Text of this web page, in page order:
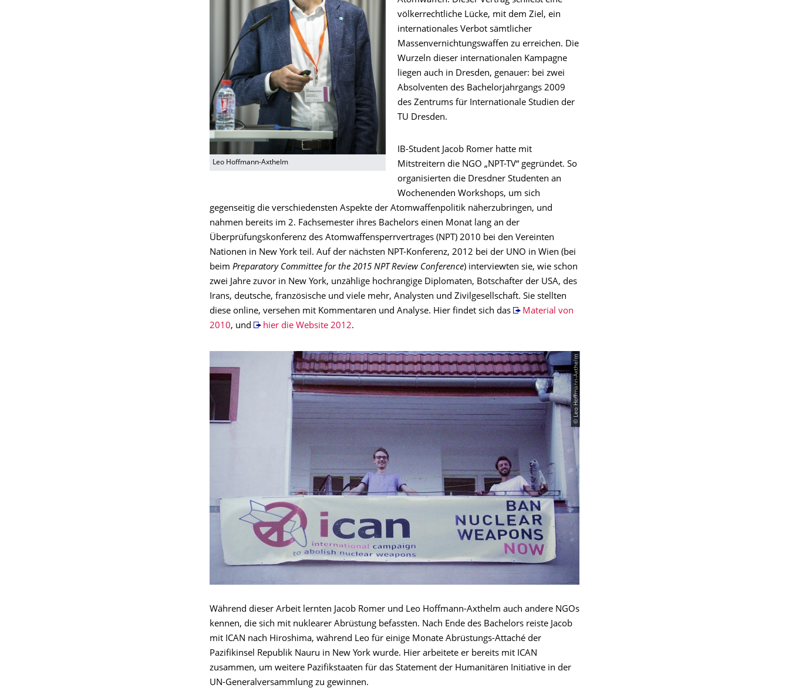
Leo Hoffmann-Axthelm
völkerrechtliche Lücke, mit dem Ziel, ein
internationales Verbot sämtlicher
Massenvernichtungswaffen zu erreichen. Die
Wurzeln dieser internationalen Kampagne
liegen auch in Dresden, genauer: bei zwei
Absolventen des Bachelorjahrgangs 2009
des Zentrums für Internationale Studien der
TU Dresden.
IB-Student Jacob Romer hatte mit
Mitstreitern die NGO „NPT-TV“ gegründet. So
organisierten die Dresdner Studenten an
Wochenenden Workshops, um sich
gegenseitig die verschiedensten Aspekte der Atomwaffenpolitik näherzubringen, und
nahmen bereits im 2. Fachsemester ihres Bachelors einen Monat lang an der
Überprüfungskonferenz des Atomwaffensperrvertrages (NPT) 2010 bei den Vereinten
Nationen in New York teil. Auf der nächsten NPT-Konferenz, 2012 bei der UNO in Wien (bei
beim Preparatory Committee for the 2015 NPT Review Conference) interviewten sie, wie schon
zwei Jahre zuvor in New York, unzählige hochrangige Diplomaten, Botschafter der USA, des
Irans, deutsche, französische und viele mehr, Analysten und Zivilgesellschaft. Sie stellten
diese online, versehen mit Kommentaren und Analyse. Hier findet sich das
Material von
2010, und hier die Website 2012.
© Leo Hoffmann-Axthelm
Während dieser Arbeit lernten Jacob Romer und Leo Hoffmann-Axthelm auch andere NGOs
kennen, die sich mit nuklearer Abrüstung befassten. Nach Ende des Bachelors reiste Jacob
mit ICAN nach Hiroshima, während Leo für einige Monate Abrüstungs-Attaché der
Pazifikinsel Republik Nauru in New York wurde. Hier arbeitete er bereits mit ICAN
zusammen, um weitere Pazifikstaaten für das Statement der Humanitären Initiative in der
UN-Generalversammlung zu gewinnen.